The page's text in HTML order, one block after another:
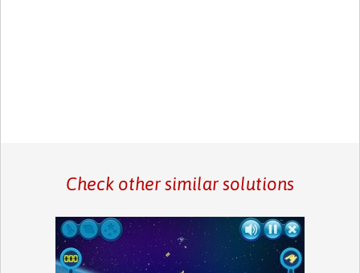
Check other similar solutions